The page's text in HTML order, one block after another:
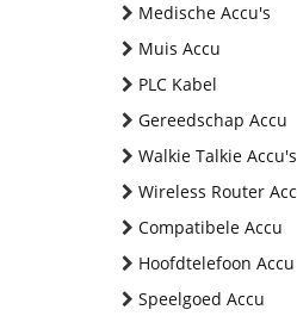
Medische Accu's
Muis Accu
PLC Kabel
Gereedschap Accu
Walkie Talkie Accu's
Wireless Router
Compatibele Accu
Hoofdtelefoon Accu
Speelgoed Accu